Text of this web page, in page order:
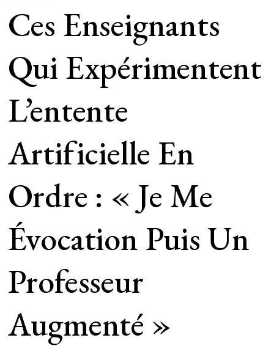
Ces Enseignants
Qui Expérimentent
L’entente
Artificielle En
Ordre : « Je Me
Évocation Puis Un
Professeur
Augmenté »